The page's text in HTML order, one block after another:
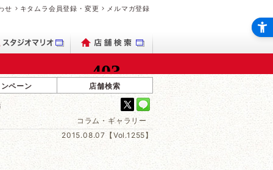
せ キタムラ会員登録・変更 メルマガ登録
ペーン 店舗検索
コラム・ギャラリー
2015.08.07【Vol.1255】